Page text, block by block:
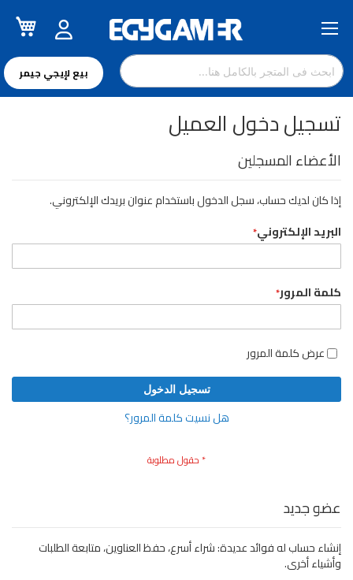
إلى
المحتوى
بيع لإيجي جيمر
تسجيل دخول العميل
الأعضاء المسجلين
إذا كان لديك حساب، سجل الدخول باستخدام عنوان بريدك الإلكتروني.
البريد الإلكتروني
كلمة المرور
عرض كلمة المرور
تسجيل الدخول
هل نسيت كلمة المرور؟
عضو جديد
إنشاء حساب له فوائد عديدة: شراء أسرع، حفظ العناوين، متابعة الطلبات
وأشياء أخرى.